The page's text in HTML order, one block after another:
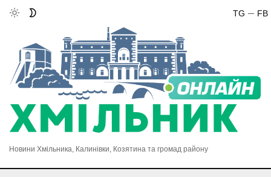
FB
TG
Новини Хмільника, Калинівки, Козятина та громад району